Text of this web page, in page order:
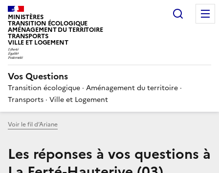
MINISTÈRES
TRANSITION ÉCOLOGIQUE
AMÉNAGEMENT DU TERRITOIRE
TRANSPORTS
VILLE ET LOGEMENT
Vos Questions
Transition écologique · Aménagement du territoire ·
Transports · Ville et Logement
Voir le fil d’Ariane
Les réponses à vos questions à